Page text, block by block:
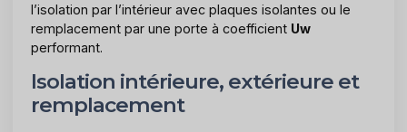
l’isolation par l’intérieur avec plaques isolantes ou le
remplacement par une porte à coefficient Uw
performant.
Isolation intérieure, extérieure et
remplacement